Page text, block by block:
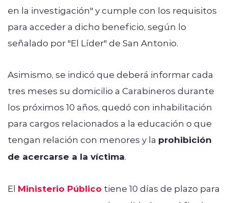
en la investigación" y cumple con los requisitos
para acceder a dicho beneficio, según lo
señalado por "El Líder" de San Antonio.
Asimismo, se indicó que deberá informar cada
tres meses su domicilio a Carabineros durante
los próximos 10 años, quedó con inhabilitación
para cargos relacionados a la educación o que
tengan relación con menores y la prohibición
de acercarse a la víctima.
El Ministerio Público tiene 10 días de plazo para